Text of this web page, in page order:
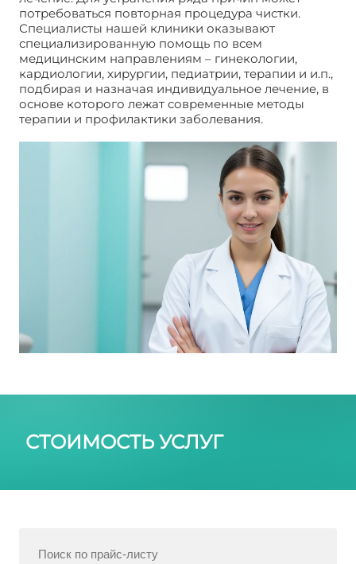
потребоваться повторная процедура чистки.
Специалисты нашей клиники оказывают
специализированную помощь по всем
медицинским направлениям – гинекологии,
кардиологии, хирургии, педиатрии, терапии и и.п.,
подбирая и назначая индивидуальное лечение, в
основе которого лежат современные методы
терапии и профилактики заболевания.
СТОИМОСТЬ УСЛУГ